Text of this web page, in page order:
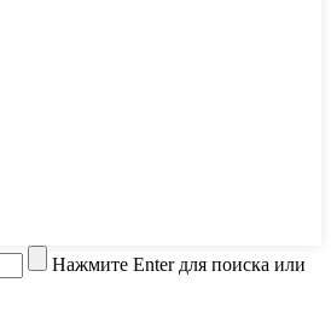
Нажмите Enter для поиска или